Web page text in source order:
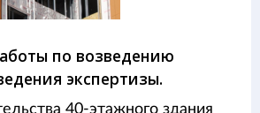
по возведению
экспертизы.
40-этажного здания